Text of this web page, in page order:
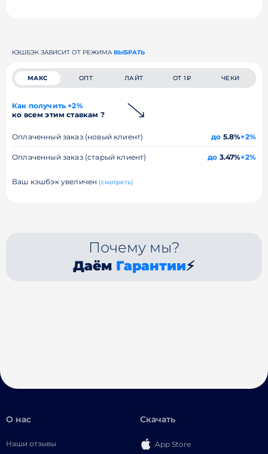
КЭШБЭК ЗАВИСИТ ОТ РЕЖИМА ВЫБРАТЬ
МАКС ОПТ ЛАЙТ ОТ 1₽ ЧЕКИ
Как получить +2%
ко всем этим ставкам ?
Оплаченный заказ (новый клиент) до 5.8%+2%
Оплаченный заказ (старый клиент) до 3.47%+2%
Ваш кэшбэк увеличен (смотреть)
Почему мы?
Даём Гарантии⚡
О нас
Наши отзывы
Скачать
App Store